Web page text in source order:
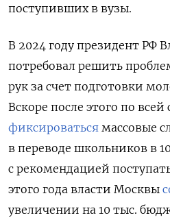
поступивших в вузы.
В 2024 году президент РФ
потребовал решить
рук за счет подготовки
Вскоре после этого по всей
фиксироваться массовые
в переводе школьников в
с рекомендацией
этого года власти Москвы
увеличении на 10 тыс.